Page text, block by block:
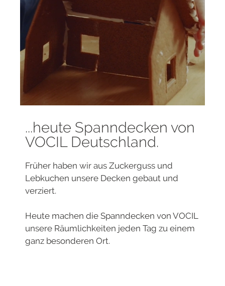
...heute Spanndecken von
VOCIL Deutschland.
Früher haben wir aus Zuckerguss und
Lebkuchen unsere Decken gebaut und
verziert.
Heute machen die Spanndecken von VOCIL
unsere Räumlichkeiten jeden Tag zu einem
ganz besonderen Ort.